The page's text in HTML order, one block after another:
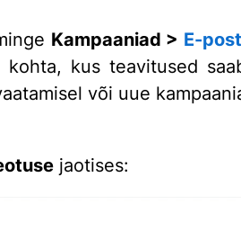
Kampaaniad > E-
kus teavitused
või uue
jaotises: